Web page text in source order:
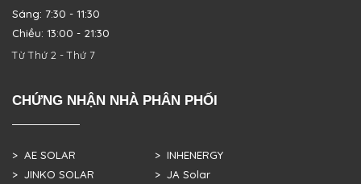
Sáng: 7:30 - 11:30
Chiều: 13:00 - 21:30
Từ Thứ 2 - Thứ 7
CHỨNG NHẬN NHÀ PHÂN PHỐI
> AE SOLAR
> JINKO SOLAR
> INHENERGY
> JA Solar